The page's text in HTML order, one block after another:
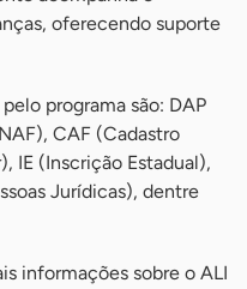
oferecendo suporte
programa são: DAP
CAF (Cadastro
IE (Inscrição Estadual),
Jurídicas), dentre
informações sobre o ALI